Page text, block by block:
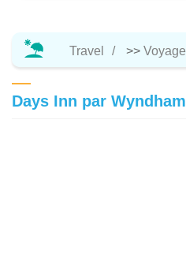
Travel >>
Days Inn par